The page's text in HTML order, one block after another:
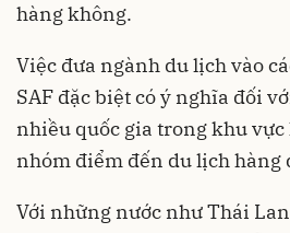
hàng không.
Việc đưa ngành du lịch vào
SAF đặc biệt có ý nghĩa đối
nhiều quốc gia trong khu
nhóm điểm đến du lịch hàng
Với những nước như Thái